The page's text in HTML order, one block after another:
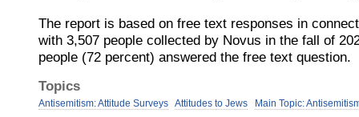
The report is based on free text responses in
with 3,507 people collected by Novus in the fall of
people (72 percent) answered the free text question.
Topics
Antisemitism: Attitude Surveys Attitudes to Jews Main Topic: